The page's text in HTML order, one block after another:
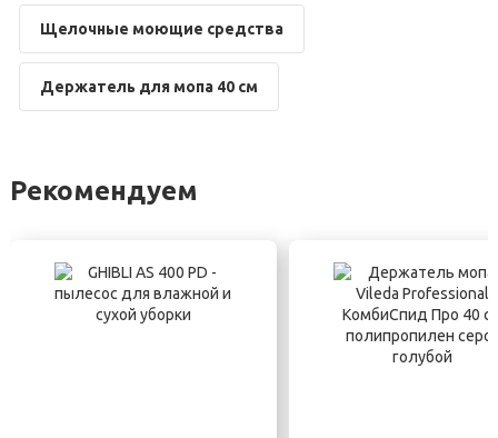
Щелочные моющие средства
Держатель для мопа 40 см
Рекомендуем